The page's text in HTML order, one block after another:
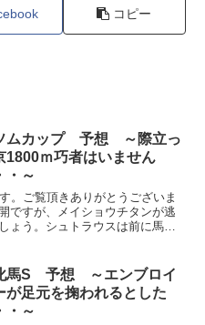
コピー
ムカップ 予想 ～際立っ
1800ｍ巧者はいません
・～
。ご覧頂きありがとうございま
ですが、メイショウチタンが逃
ょう。シュトラウスは前に馬を
いかけてしまいそうですね。こ
げる可能性も十...
馬S 予想 ～エンブロイ
が足元を掬われるとした
・～